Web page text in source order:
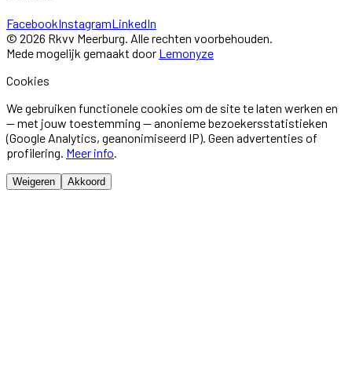
FacebookInstagramLinkedIn
© 2026 Rkvv Meerburg. Alle rechten voorbehouden.
Mede mogelijk gemaakt door Lemonyze
Cookies
We gebruiken functionele cookies om de site te laten werken en
— met jouw toestemming — anonieme bezoekersstatistieken
(Google Analytics, geanonimiseerd IP). Geen advertenties of
profilering. Meer info.
Weigeren Akkoord